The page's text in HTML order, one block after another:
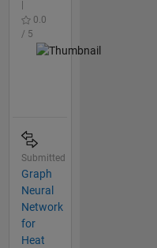
0.0
/ 5
Submitted
Graph
Neural
Network
for
Heat